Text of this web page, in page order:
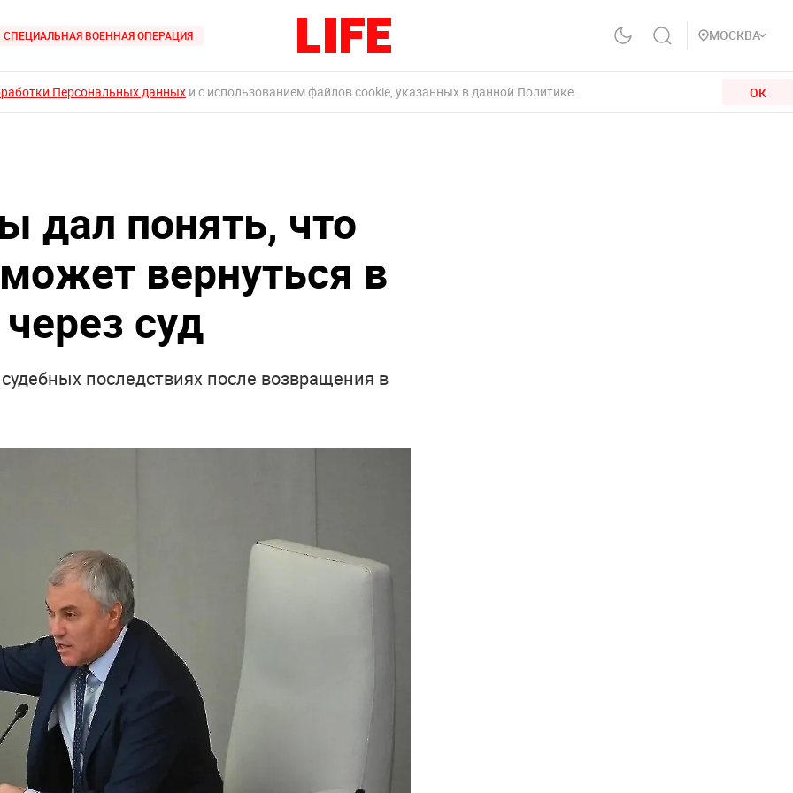
СПЕЦИАЛЬНАЯ ВОЕННАЯ ОПЕРАЦИЯ МОСКВА
Персональных данных и с использованием файлов cookie, указанных в данной Политике. ОК
дал понять, что
вернуться в
суд
последствиях после возвращения в